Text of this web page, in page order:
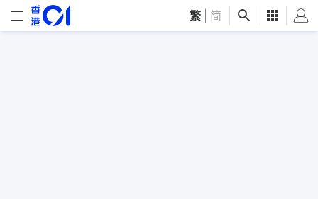
繁 简